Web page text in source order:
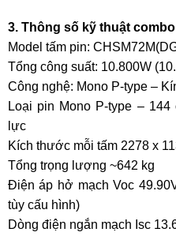
3. Thông số kỹ thuật combo
Model tấm pin:
Tổng công suất: 10.800W
Công nghệ: Mono P-type –
Loại pin Mono P-type –
lực
Kích thước mỗi tấm 2278 x
Tổng trọng lượng ~642 kg
Điện áp hở mạch Voc
tùy cấu hình)
Dòng điện ngắn mạch Isc